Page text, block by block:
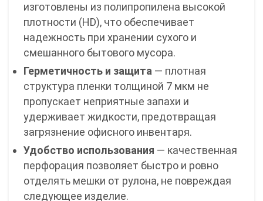
изготовлены из полипропилена высокой
плотности (HD), что обеспечивает
надежность при хранении сухого и
смешанного бытового мусора.
Герметичность и защита — плотная
структура пленки толщиной 7 мкм не
пропускает неприятные запахи и
удерживает жидкости, предотвращая
загрязнение офисного инвентаря.
Удобство использования — качественная
перфорация позволяет быстро и ровно
отделять мешки от рулона, не повреждая
следующее изделие.